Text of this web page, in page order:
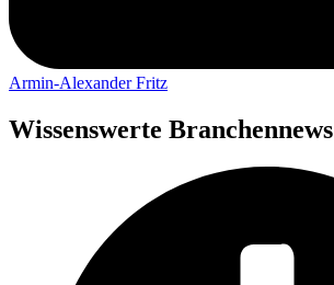
Armin-Alexander Fritz
Wissenswerte Branchennews